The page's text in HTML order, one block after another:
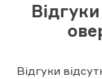
Відгуки